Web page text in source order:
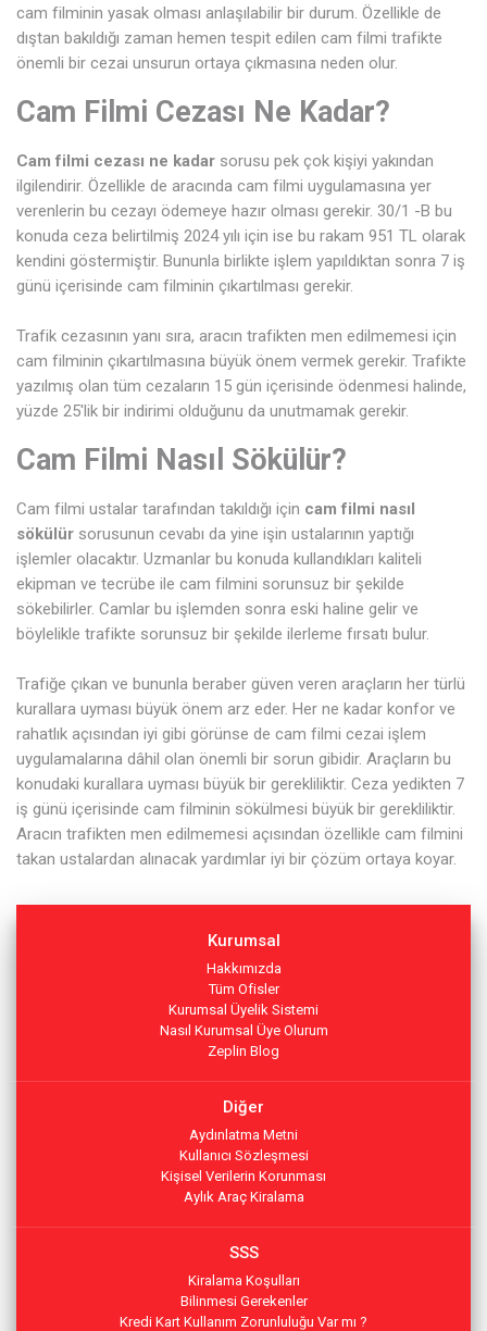
cam filminin yasak olması anlaşılabilir bir durum. Özellikle de
dıştan bakıldığı zaman hemen tespit edilen cam filmi trafikte
önemli bir cezai unsurun ortaya çıkmasına neden olur.
Cam Filmi Cezası Ne Kadar?
Cam filmi cezası ne kadar sorusu pek çok kişiyi yakından
ilgilendirir. Özellikle de aracında cam filmi uygulamasına yer
verenlerin bu cezayı ödemeye hazır olması gerekir. 30/1 -B bu
konuda ceza belirtilmiş 2024 yılı için ise bu rakam 951 TL olarak
kendini göstermiştir. Bununla birlikte işlem yapıldıktan sonra 7 iş
günü içerisinde cam filminin çıkartılması gerekir.
Trafik cezasının yanı sıra, aracın trafikten men edilmemesi için
cam filminin çıkartılmasına büyük önem vermek gerekir. Trafikte
yazılmış olan tüm cezaların 15 gün içerisinde ödenmesi halinde,
yüzde 25'lik bir indirimi olduğunu da unutmamak gerekir.
Cam Filmi Nasıl Sökülür?
Cam filmi ustalar tarafından takıldığı için cam filmi nasıl
sökülür sorusunun cevabı da yine işin ustalarının yaptığı
işlemler olacaktır. Uzmanlar bu konuda kullandıkları kaliteli
ekipman ve tecrübe ile cam filmini sorunsuz bir şekilde
sökebilirler. Camlar bu işlemden sonra eski haline gelir ve
böylelikle trafikte sorunsuz bir şekilde ilerleme fırsatı bulur.
Trafiğe çıkan ve bununla beraber güven veren araçların her türlü
kurallara uyması büyük önem arz eder. Her ne kadar konfor ve
rahatlık açısından iyi gibi görünse de cam filmi cezai işlem
uygulamalarına dâhil olan önemli bir sorun gibidir. Araçların bu
konudaki kurallara uyması büyük bir gerekliliktir. Ceza yedikten 7
iş günü içerisinde cam filminin sökülmesi büyük bir gerekliliktir.
Aracın trafikten men edilmemesi açısından özellikle cam filmini
takan ustalardan alınacak yardımlar iyi bir çözüm ortaya koyar.
Kurumsal
Hakkımızda
Tüm Ofisler
Kurumsal Üyelik Sistemi
Nasıl Kurumsal Üye Olurum
Zeplin Blog
Diğer
Aydınlatma Metni
Kullanıcı Sözleşmesi
Kişisel Verilerin Korunması
Aylık Araç Kiralama
SSS
Kiralama Koşulları
Bilinmesi Gerekenler
Kredi Kart Kullanım Zorunluluğu Var mı ?